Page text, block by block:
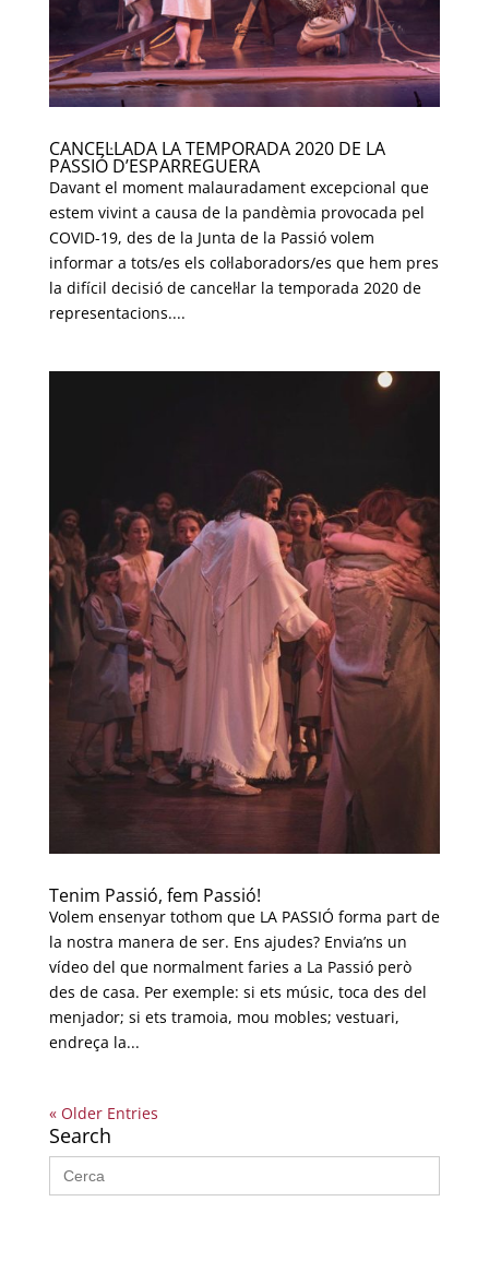
CANCEL·LADA LA TEMPORADA 2020 DE LA
PASSIÓ D’ESPARREGUERA
Davant el moment malauradament excepcional que
estem vivint a causa de la pandèmia provocada pel
COVID-19, des de la Junta de la Passió volem
informar a tots/es els col·laboradors/es que hem pres
la difícil decisió de cancel·lar la temporada 2020 de
representacions....
Tenim Passió, fem Passió!
Volem ensenyar tothom que LA PASSIÓ forma part de
la nostra manera de ser. Ens ajudes? Envia’ns un
vídeo del que normalment faries a La Passió però
des de casa. Per exemple: si ets músic, toca des del
menjador; si ets tramoia, mou mobles; vestuari,
endreça la...
« Older Entries
Search
Search
for: